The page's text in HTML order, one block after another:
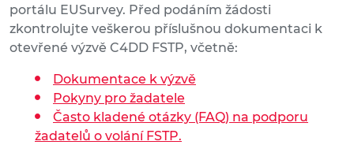
portálu EUSurvey. Před podáním žádosti
zkontrolujte veškerou příslušnou dokumentaci k
otevřené výzvě C4DD FSTP, včetně:
Dokumentace k výzvě
Pokyny pro žadatele
Často kladené otázky (FAQ) na podporu
žadatelů o volání FSTP.